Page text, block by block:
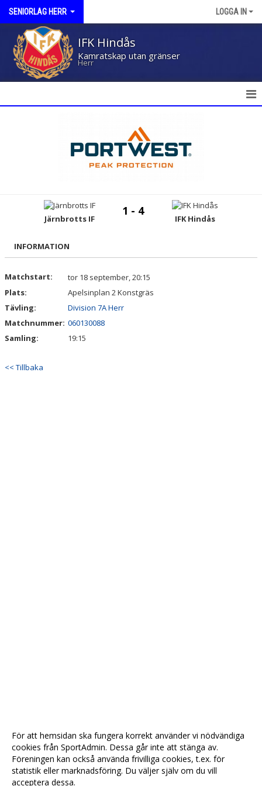
SENIORLAG HERR LOGGA IN
IFK Hindås
Kamratskap utan gränser
Herr
BILDGALLERI
KONTAKT
Järnbrotts IF
1 - 4
IFK Hindås
INFORMATION
Matchstart:
tor 18 september, 20:15
Plats:
Apelsinplan 2 Konstgräs
Tävling:
Division 7A Herr
Matchnummer: 060130088
Samling:
19:15
<< Tillbaka
För att hemsidan ska fungera korrekt använder vi nödvändiga
cookies från SportAdmin. Dessa går inte att stänga av.
Föreningen kan också använda frivilliga cookies, t.ex. för
statistik eller marknadsföring. Du väljer själv om du vill
acceptera dessa.